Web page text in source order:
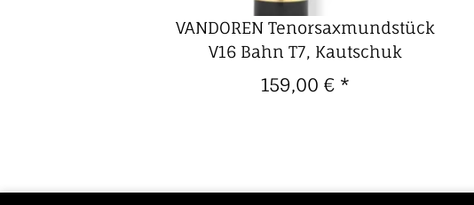
VANDOREN Tenorsaxmundstück
V16 Bahn T7, Kautschuk
159,00 € *